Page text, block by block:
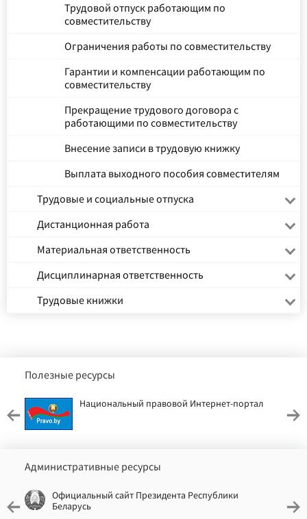
Трудовой отпуск работающим по
совместительству
Ограничения работы по совместительству
Гарантии и компенсации работающим по
совместительству
Прекращение трудового договора с
работающими по совместительству
Внесение записи в трудовую книжку
Выплата выходного пособия совместителям
Трудовые и социальные отпуска
Дистанционная работа
Материальная ответственность
Дисциплинарная ответственность
Трудовые книжки
Полезные ресурсы
Национальный правовой Интернет-портал
Административные ресурсы
Официальный сайт Президента Республики
Беларусь